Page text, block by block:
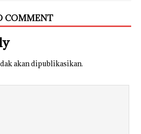
COMMENT
akan dipublikasikan.